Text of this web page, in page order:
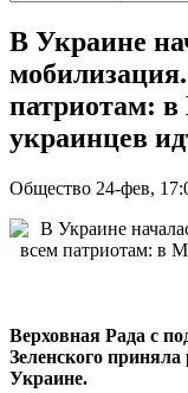
В Украине
патриотам:
украинцев
Общество 24-фев,
Верховная Рада с
Зеленского
Украине.